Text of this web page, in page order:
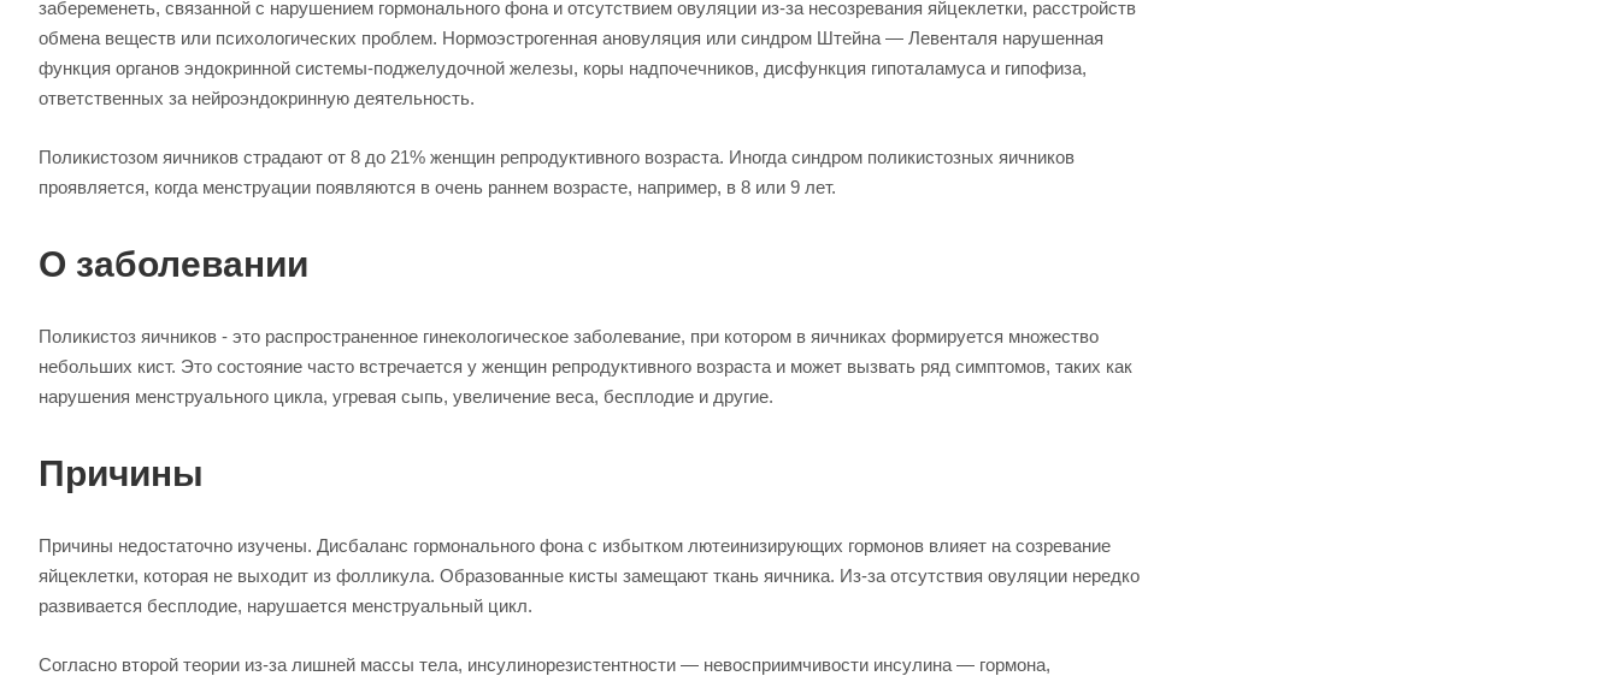
забеременеть, связанной с нарушением гормонального фона и отсутствием овуляции из-за несозревания яйцеклетки, расстройств
обмена веществ или психологических проблем. Нормоэстрогенная ановуляция или синдром Штейна — Левенталя нарушенная
функция органов эндокринной системы-поджелудочной железы, коры надпочечников, дисфункция гипоталамуса и гипофиза,
ответственных за нейроэндокринную деятельность.
Поликистозом яичников страдают от 8 до 21% женщин репродуктивного возраста. Иногда синдром поликистозных яичников
проявляется, когда менструации появляются в очень раннем возрасте, например, в 8 или 9 лет.
О заболевании
Поликистоз яичников - это распространенное гинекологическое заболевание, при котором в яичниках формируется множество
небольших кист. Это состояние часто встречается у женщин репродуктивного возраста и может вызвать ряд симптомов, таких как
нарушения менструального цикла, угревая сыпь, увеличение веса, бесплодие и другие.
Причины
Причины недостаточно изучены. Дисбаланс гормонального фона с избытком лютеинизирующих гормонов влияет на созревание
яйцеклетки, которая не выходит из фолликула. Образованные кисты замещают ткань яичника. Из-за отсутствия овуляции нередко
развивается бесплодие, нарушается менструальный цикл.
Согласно второй теории из-за лишней массы тела, инсулинорезистентности — невосприимчивости инсулина — гормона,